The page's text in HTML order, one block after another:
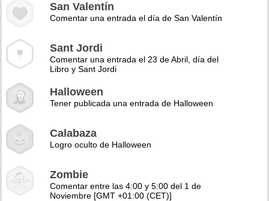
San Valentín
Comentar una entrada el día de San Valentín
Sant Jordi
Comentar una entrada el 23 de Abril, día del
Libro y Sant Jordi
Halloween
Tener publicada una entrada de Halloween
Calabaza
Logro oculto de Halloween
Zombie
Comentar entre las 4:00 y 5:00 del 1 de
Noviembre [GMT +01:00 (CET)]